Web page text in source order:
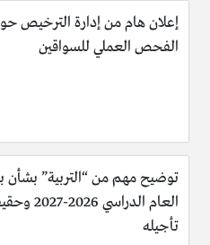
النار ما عدا البقدونس، ثمّ
نترك الخليط حتى يبرد ثمّ
نصفي المزيج باستخدام
الزجاج وليس من
نشرب مقدار فنجان من
اليوم قبل أو بعد الوجبات
على هذه الوصفة حتى الوصول
إعلان هام من إدارة الترخيص
الفحص العملي للسواقين
توضيح مهم من “التربية” بشأن
العام الدراسي
تأجيله